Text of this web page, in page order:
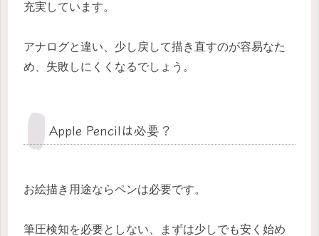
充実しています。
アナログと違い、少し戻して描き直すのが容易なた
め、失敗しにくくなるでしょう。
Apple Pencilは必要？
お絵描き用途ならペンは必要です。
筆圧検知を必要としない、まずは少しでも安く始め